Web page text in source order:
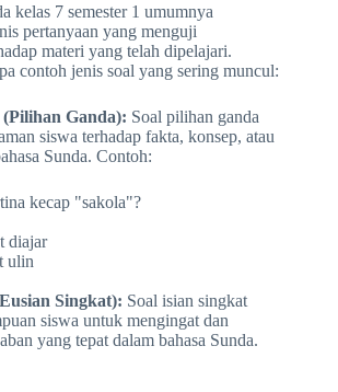
kelas 7 semester 1 umumnya
pertanyaan yang menguji
materi yang telah dipelajari.
contoh jenis soal yang sering muncul:
Ganda): Soal pilihan ganda
siswa terhadap fakta, konsep, atau
Sunda. Contoh:
kecap "sakola"?
diajar
ulin
Singkat): Soal isian singkat
siswa untuk mengingat dan
yang tepat dalam bahasa Sunda.